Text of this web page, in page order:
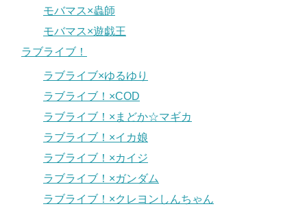
モバマス×蟲師
モバマス×遊戯王
ラブライブ！
ラブライブ×ゆるゆり
ラブライブ！×COD
ラブライブ！×まどか☆マギカ
ラブライブ！×イカ娘
ラブライブ！×カイジ
ラブライブ！×ガンダム
ラブライブ！×クレヨンしんちゃん